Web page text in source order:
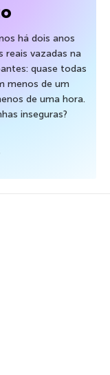
há dois anos
vazadas na
quase todas
menos de um
de uma hora.
inseguras?